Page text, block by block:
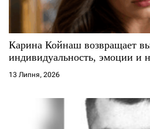
Карина Койнаш возвращает
индивидуальность, эмоции и
13 Липня, 2026